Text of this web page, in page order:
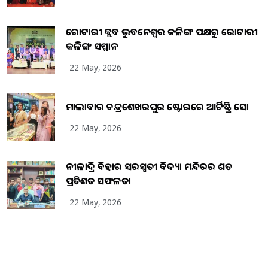
ରୋଟାରୀ କ୍ଲବ ଭୁବନେଶ୍ୱର କଳିଙ୍ଗ ପକ୍ଷରୁ ରୋଟାରୀ
କଳିଙ୍ଗ ସମ୍ମାନ
22 May, 2026
ମାଲାବାର ଚନ୍ଦ୍ରଶେଖରପୁର ଷ୍ଟୋରରେ ଆର୍ଟିଷ୍ଟ୍ରି ସୋ
22 May, 2026
ନୀଳାଦ୍ରି ବିହାର ସରସ୍ୱତୀ ବିଦ୍ୟା ମନ୍ଦିରର ଶତ
ପ୍ରତିଶତ ସଫଳତା
22 May, 2026